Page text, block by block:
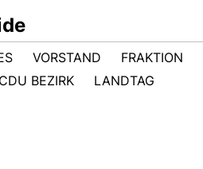
VORSTAND FRAKTION
CDU BEZIRK LANDTAG